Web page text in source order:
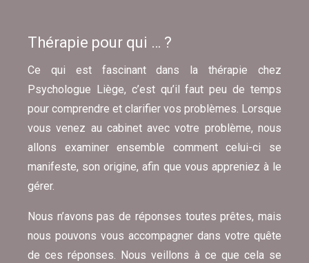
Thérapie pour qui … ?
Ce qui est fascinant dans la thérapie chez
Psychologue Liège, c’est qu’il faut peu de temps
pour comprendre et clarifier vos problèmes. Lorsque
vous venez au cabinet avec votre problème, nous
allons examiner ensemble comment celui-ci se
manifeste, son origine, afin que vous appreniez à le
gérer.
Nous n’avons pas de réponses toutes prêtes, mais
nous pouvons vous accompagner dans votre quête
de ces réponses. Nous veillons à ce que cela se